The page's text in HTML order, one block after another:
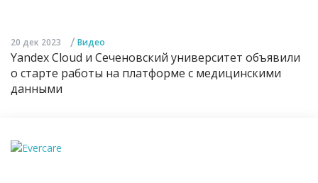
20 дек 2023 / Видео
Yandex Cloud и Сеченовский университет объявили
о старте работы на платформе с медицинскими
данными